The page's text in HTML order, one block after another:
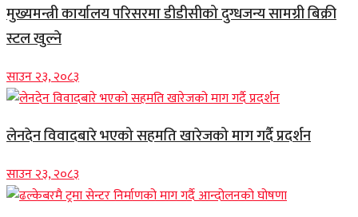
मुख्यमन्त्री कार्यालय परिसरमा डीडीसीको दुग्धजन्य सामग्री बिक्री
स्टल खुल्ने
साउन २३, २०८३
लेनदेन विवादबारे भएको सहमति खारेजको माग गर्दै प्रदर्शन
साउन २३, २०८३